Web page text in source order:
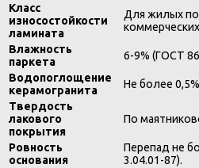
Класс
износостойкости
ламината
Для жилых
Влажность
паркета
6-9% (ГОСТ
Водопоглощение
керамогранита
Не более
Твердость
лакового
покрытия
По
Ровность
основания
Перепад не
3.04.01-87).